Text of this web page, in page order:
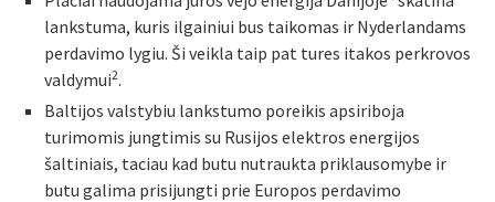
lankstuma, kuris ilgainiui bus taikomas ir Nyderlandams
perdavimo lygiu. Ši veikla taip pat tures itakos perkrovos
valdymui2.
Baltijos valstybiu lankstumo poreikis apsiriboja
turimomis jungtimis su Rusijos elektros energijos
šaltiniais, taciau kad butu nutraukta priklausomybe ir
butu galima prisijungti prie Europos perdavimo